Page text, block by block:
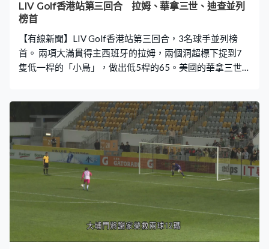
LIV Golf香港站第三回合 拉姆、華拿三世、迪查並列
榜首
【有線新聞】LIV Golf香港站第三回合，3名球手並列榜
首。 兩項大滿貫得主西班牙的拉姆，兩個洞超標下捉到7
隻低一桿的「小鳥」，做出低5桿的65。美國的華拿三世
迪查這個回合就打出低4桿的66，三人總成績以低17桿的
193並列榜首，有兩桿優勢。